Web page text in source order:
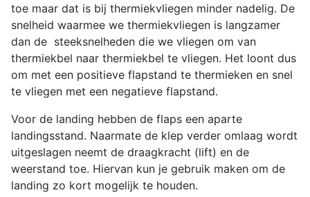
toe maar dat is bij thermiekvliegen minder nadelig. De
snelheid waarmee we thermiekvliegen is langzamer
dan de steeksnelheden die we vliegen om van
thermiekbel naar thermiekbel te vliegen. Het loont dus
om met een positieve flapstand te thermieken en snel
te vliegen met een negatieve flapstand.
Voor de landing hebben de flaps een aparte
landingsstand. Naarmate de klep verder omlaag wordt
uitgeslagen neemt de draagkracht (lift) en de
weerstand toe. Hiervan kun je gebruik maken om de
landing zo kort mogelijk te houden.